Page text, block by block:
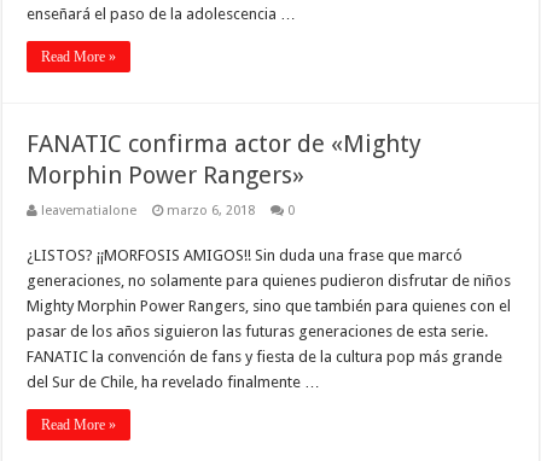
enseñará el paso de la adolescencia …
Read More »
FANATIC confirma actor de «Mighty
Morphin Power Rangers»
leavematialone marzo 6, 2018 0
¿LISTOS? ¡¡MORFOSIS AMIGOS!! Sin duda una frase que marcó
generaciones, no solamente para quienes pudieron disfrutar de niños
Mighty Morphin Power Rangers, sino que también para quienes con el
pasar de los años siguieron las futuras generaciones de esta serie.
FANATIC la convención de fans y fiesta de la cultura pop más grande
del Sur de Chile, ha revelado finalmente …
Read More »